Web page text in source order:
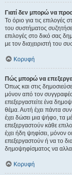
Γιατί δεν μπορώ να
Το όριο για τις επιλογές
του συστήματος
επιλογές στο δικό σας
με τον διαχειριστή του
Κορυφή
Πώς μπορώ να
Όπως και στις
μόνον από τον συγγραφέα
επεξεργαστείτε ένα
θέμα. Αυτή έχει πάντα
έχει δώσει μια ψήφο, τα
επεξεργαστούν κάθε
έχει ήδη ψηφίσει, μόνον
επεξεργαστούν ή να το
δημοψηφίσματος να
Κορυφή